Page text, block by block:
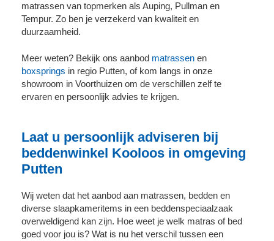
matrassen van topmerken als Auping, Pullman en
Tempur. Zo ben je verzekerd van kwaliteit en
duurzaamheid.
Meer weten? Bekijk ons aanbod matrassen en
boxsprings in regio Putten, of kom langs in onze
showroom in Voorthuizen om de verschillen zelf te
ervaren en persoonlijk advies te krijgen.
Laat u persoonlijk adviseren bij
beddenwinkel Kooloos in omgeving
Putten
Wij weten dat het aanbod aan matrassen, bedden en
diverse slaapkameritems in een beddenspeciaalzaak
overweldigend kan zijn. Hoe weet je welk matras of bed
goed voor jou is? Wat is nu het verschil tussen een